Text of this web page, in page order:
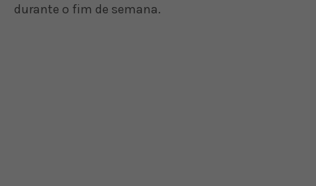
durante o fim de semana.